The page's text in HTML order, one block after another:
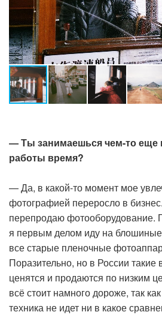
— Ты занимаешься чем-то еще
работы время?
— Да, в какой-то момент мое
фотографией переросло в
перепродаю фотооборудование.
я первым делом иду на
все старые пленочные
Поразительно, но в России
ценятся и продаются по низким
всё стоит намного дороже, так
техника не идет ни в какое